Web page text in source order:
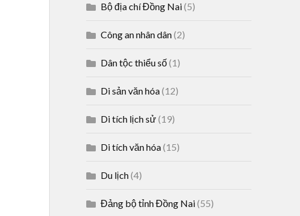
Bộ địa chí Đồng Nai(5)
Công an nhân dân(2)
Dân tộc thiểu số(1)
Di sản văn hóa(12)
Di tích lịch sử(19)
Di tích văn hóa(15)
Du lịch(4)
Đảng bộ tỉnh Đồng Nai(55)